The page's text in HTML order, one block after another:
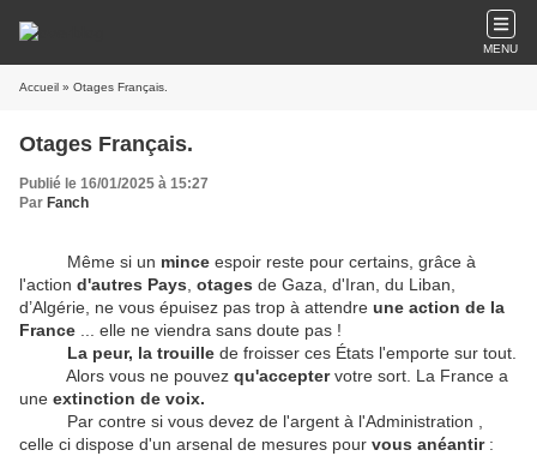
MENU
Accueil » Otages Français.
Otages Français.
Publié le 16/01/2025 à 15:27
Par Fanch
Même si un mince espoir reste pour certains, grâce à
l'action d'autres Pays otages de Gaza, d'Iran, du Liban,
d’Algérie, ne vous épuisez pas trop à attendre une action de la
France
... elle ne viendra sans doute pas !
La peur, la trouille de froisser ces États l'emporte sur tout.
Alors vous ne pouvez qu'acceptervotre sort. La France a
une extinction de voix.
Par contre si vous devez de l'argent à l'Administration ,
celle ci dispose d'un arsenal de mesures pour vous anéantir: